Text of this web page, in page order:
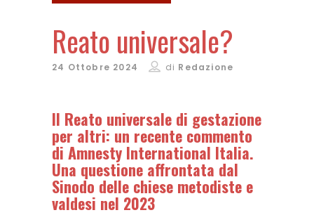
Reato universale?
24 Ottobre 2024 di Redazione
Il Reato universale di gestazione
per altri: un recente commento
di Amnesty International Italia.
Una questione affrontata dal
Sinodo delle chiese metodiste e
valdesi nel 2023